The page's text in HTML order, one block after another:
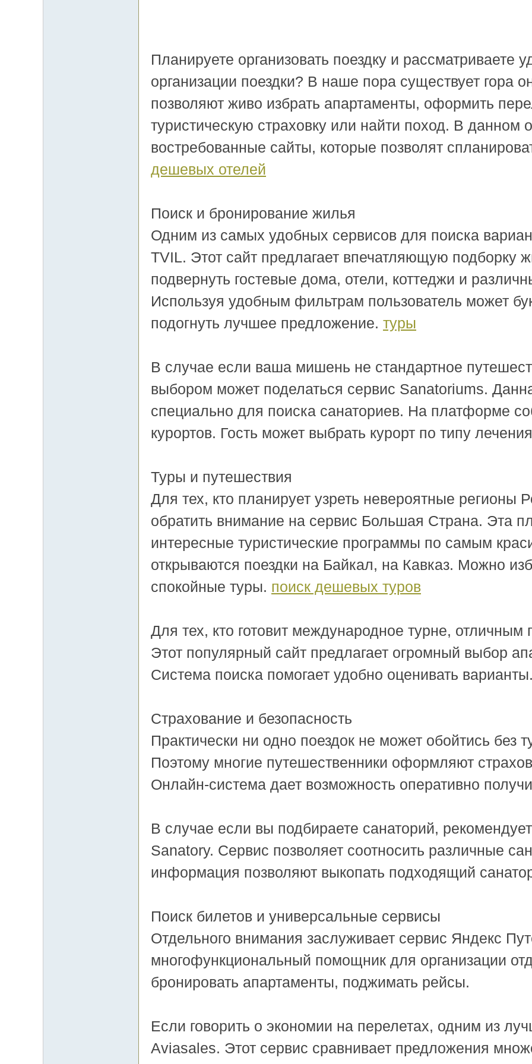
Планируете организовать поездку и рассматриваете
организации поездки? В наше пора существует гора
позволяют живо избрать апартаменты, оформить
туристическую страховку или найти поход. В данном
востребованные сайты, которые позволят
дешевых отелей
Поиск и бронирование жилья
Одним из самых удобных сервисов для поиска
TVIL. Этот сайт предлагает впечатляющую подборку
подвернуть гостевые дома, отели, коттеджи и
Используя удобным фильтрам пользователь может
подогнуть лучшее предложение. туры
В случае если ваша мишень не стандартное
выбором может поделаться сервис Sanatoriums.
специально для поиска санаториев. На платформе
курортов. Гость может выбрать курорт по типу
Туры и путешествия
Для тех, кто планирует узреть невероятные регионы
обратить внимание на сервис Большая Страна. Эта
интересные туристические программы по самым
открываются поездки на Байкал, на Кавказ. Можно
спокойные туры. поиск дешевых туров
Для тех, кто готовит международное турне,
Этот популярный сайт предлагает огромный выбор
Система поиска помогает удобно оценивать
Страхование и безопасность
Практически ни одно поездок не может обойтись без
Поэтому многие путешественники оформляют
Онлайн-система дает возможность оперативно
В случае если вы подбираете санаторий,
Sanatory. Сервис позволяет соотносить различные
информация позволяют выкопать подходящий
Поиск билетов и универсальные сервисы
Отдельного внимания заслуживает сервис Яндекс
многофункциональный помощник для организации
бронировать апартаменты, поджимать рейсы.
Если говорить о экономии на перелетах, одним из
Aviasales. Этот сервис сравнивает предложения